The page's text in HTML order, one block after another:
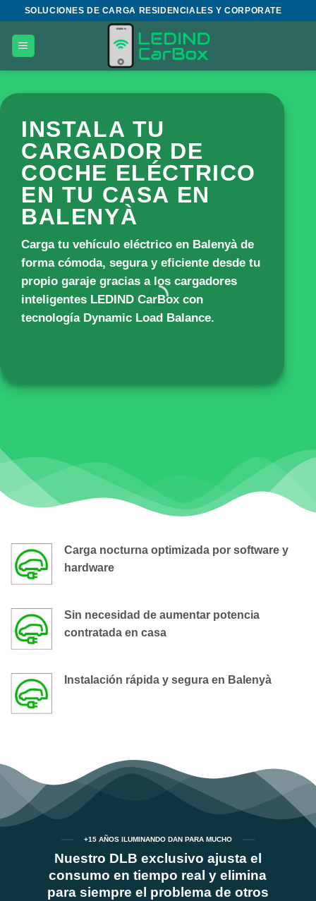
Saltar
contenido
SOLUCIONES DE CARGA RESIDENCIALES Y CORPORATE
INSTALA TU
CARGADOR DE
COCHE ELÉCTRICO
EN TU CASA EN
BALENYÀ
Carga tu vehículo eléctrico en Balenyà de
forma cómoda, segura y eficiente desde tu
propio garaje gracias a los cargadores
inteligentes LEDIND CarBox con
tecnología Dynamic Load Balance.
Carga nocturna optimizada por software y
hardware
Sin necesidad de aumentar potencia
contratada en casa
Instalación rápida y segura en Balenyà
+15 AÑOS ILUMINANDO DAN PARA MUCHO
Nuestro DLB exclusivo ajusta el
consumo en tiempo real y elimina
para siempre el problema de otros